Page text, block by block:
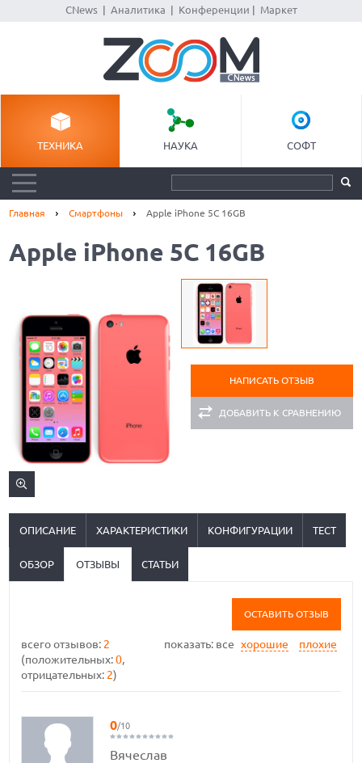
CNews| Аналитика Конференции Маркет
ТЕХНИКА НАУКА СОФТ
Главная Смартфоны Apple iPhone 5C 16GB
Apple iPhone 5C 16GB
НАПИСАТЬ ОТЗЫВ
ДОБАВИТЬ К СРАВНЕНИЮ
ОПИСАНИЕ ХАРАКТЕРИСТИКИ КОНФИГУРАЦИИ ТЕСТ
ОБЗОР ОТЗЫВЫ СТАТЬИ
ОСТАВИТЬ ОТЗЫВ
показать: все хорошие плохие
всего отзывов: 2
(положительных:0,
отрицательных: 2)
0/10
Вячеслав